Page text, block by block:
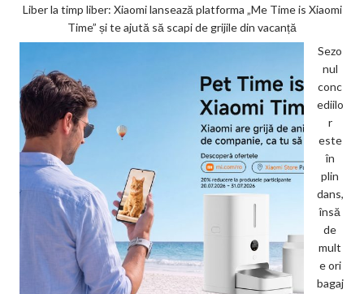
Liber la timp liber: Xiaomi lansează platforma „Me Time is Xiaomi
Time” și te ajută să scapi de grijile din vacanță
Sezo
nul
conc
ediilo
r
este
în
plin
dans,
însă
de
mult
e ori
bagaj